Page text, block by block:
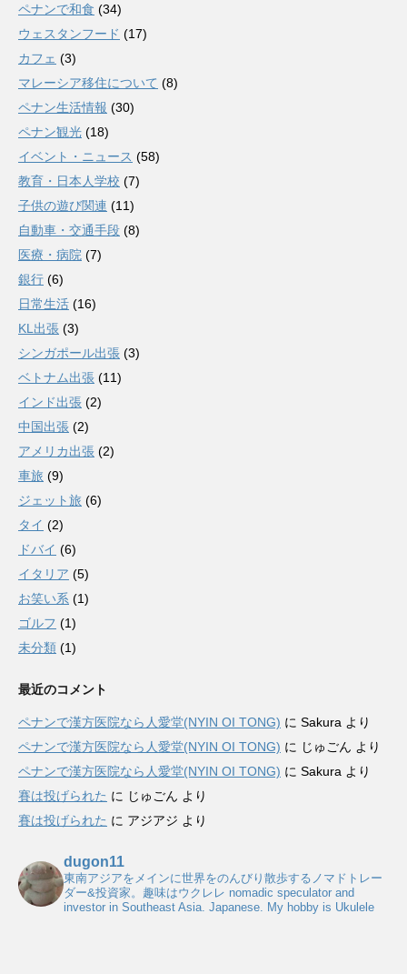
ペナンで和食 (34)
ウェスタンフード (17)
カフェ (3)
マレーシア移住について (8)
ペナン生活情報 (30)
ペナン観光 (18)
イベント・ニュース (58)
教育・日本人学校 (7)
子供の遊び関連 (11)
自動車・交通手段 (8)
医療・病院 (7)
銀行 (6)
日常生活 (16)
KL出張 (3)
シンガポール出張 (3)
ベトナム出張 (11)
インド出張 (2)
中国出張 (2)
アメリカ出張 (2)
車旅 (9)
ジェット旅 (6)
タイ (2)
ドバイ (6)
イタリア (5)
お笑い系 (1)
ゴルフ (1)
未分類 (1)
最近のコメント
ペナンで漢方医院なら人愛堂(NYIN OI TONG) に Sakura より
ペナンで漢方医院なら人愛堂(NYIN OI TONG) に じゅごん より
ペナンで漢方医院なら人愛堂(NYIN OI TONG) に Sakura より
賽は投げられた に じゅごん より
賽は投げられた に アジアジ より
dugon11
東南アジアをメインに世界をのんびり散歩するノマドトレー
ダー&投資家。趣味はウクレレ nomadic speculator and
investor in Southeast Asia. Japanese. My hobby is Ukulele